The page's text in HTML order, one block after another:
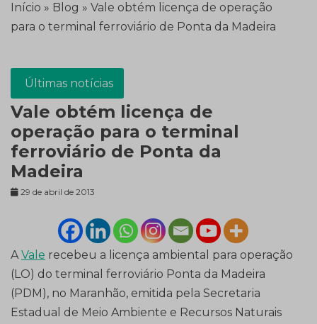
Início » Blog » Vale obtém licença de operação
para o terminal ferroviário de Ponta da Madeira
Últimas notícias
Vale obtém licença de
operação para o terminal
ferroviário de Ponta da
Madeira
29 de abril de 2013
AVale recebeu a licença ambiental para operação
(LO) do terminal ferroviário Ponta da Madeira
(PDM), no Maranhão, emitida pela Secretaria
Estadual de Meio Ambiente e Recursos Naturais